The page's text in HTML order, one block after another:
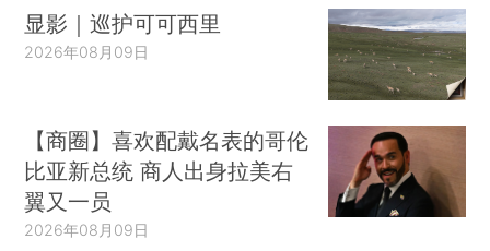
显影｜巡护可可西里
2026年08月09日
【商圈】喜欢配戴名表的哥伦
比亚新总统 商人出身拉美右
翼又一员
2026年08月09日